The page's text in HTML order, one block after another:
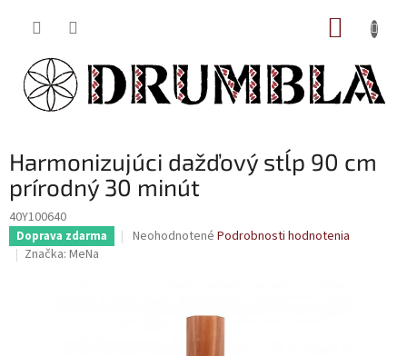
Harmonizujúci dažďový stĺp 90 cm
prírodný 30 minút
40Y100640
Doprava zdarma
Priemerné
Neohodnotené Podrobnosti hodnotenia
Značka: MeNa